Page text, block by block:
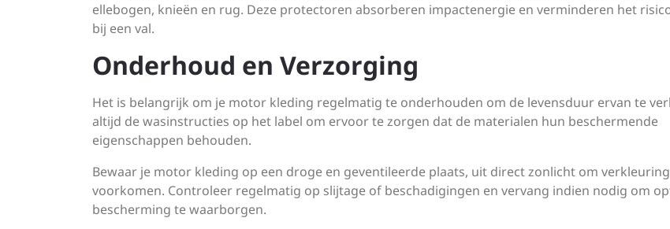
ellebogen, knieën en rug. Deze protectoren absorberen impactenergie en verminderen het
bij een val.
Onderhoud en Verzorging
Het is belangrijk om je motor kleding regelmatig te onderhouden om de levensduur ervan te
altijd de wasinstructies op het label om ervoor te zorgen dat de materialen hun beschermende
eigenschappen behouden.
Bewaar je motor kleding op een droge en geventileerde plaats, uit direct zonlicht om
voorkomen. Controleer regelmatig op slijtage of beschadigingen en vervang indien nodig om
bescherming te waarborgen.